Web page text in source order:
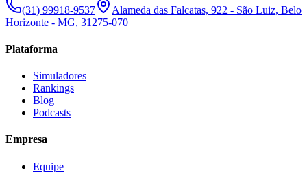
(31) 99918-9537
Alameda das Falcatas, 922 - São Luiz, Belo
Horizonte - MG, 31275-070
Plataforma
Simuladores
Rankings
Blog
Podcasts
Empresa
Equipe